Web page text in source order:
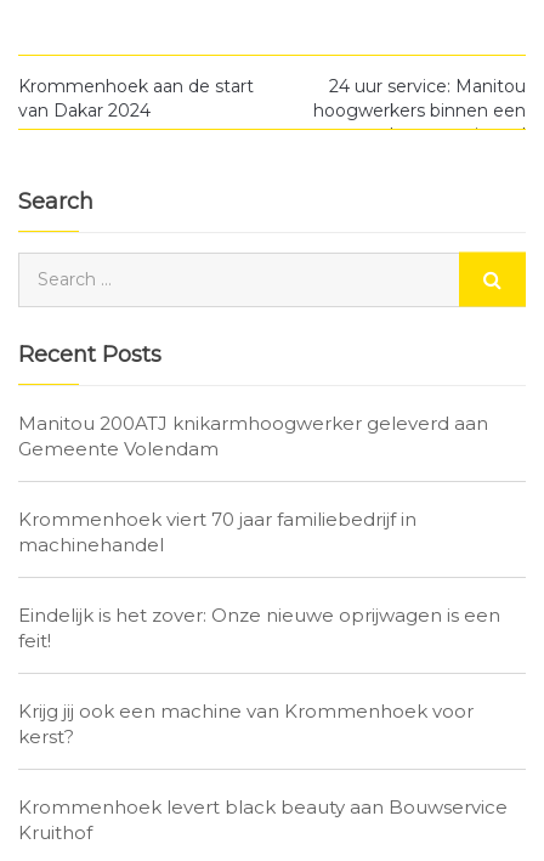
Krommenhoek aan de start
van Dakar 2024
24 uur service: Manitou
hoogwerkers binnen een
dag operationeel
Search
Recent Posts
Manitou 200ATJ knikarmhoogwerker geleverd aan
Gemeente Volendam
Krommenhoek viert 70 jaar familiebedrijf in
machinehandel
Eindelijk is het zover: Onze nieuwe oprijwagen is een
feit!
Krijg jij ook een machine van Krommenhoek voor
kerst?
Krommenhoek levert black beauty aan Bouwservice
Kruithof